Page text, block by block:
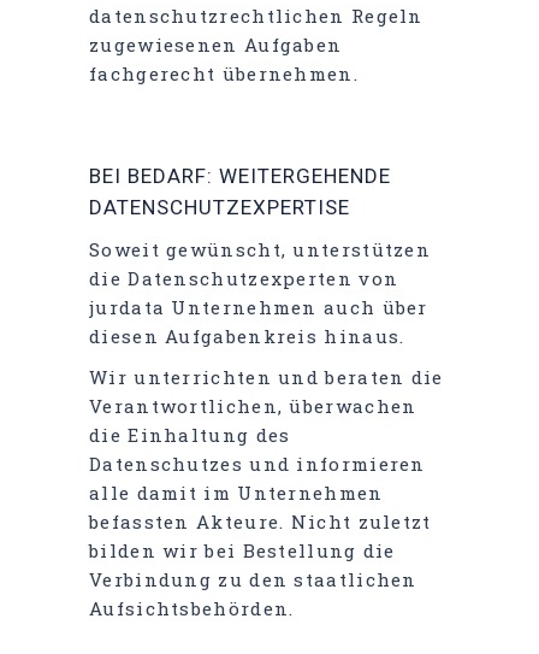
datenschutzrechtlichen Regeln
zugewiesenen Aufgaben
fachgerecht übernehmen.
BEI BEDARF: WEITERGEHENDE
DATENSCHUTZEXPERTISE
Soweit gewünscht, unterstützen
die Datenschutzexperten von
jurdata Unternehmen auch über
diesen Aufgabenkreis hinaus.
Wir unterrichten und beraten die
Verantwortlichen, überwachen
die Einhaltung des
Datenschutzes und informieren
alle damit im Unternehmen
befassten Akteure. Nicht zuletzt
bilden wir bei Bestellung die
Verbindung zu den staatlichen
Aufsichtsbehörden.